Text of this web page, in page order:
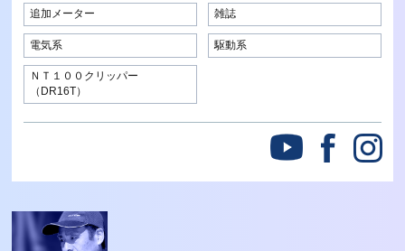
追加メーター 雑誌
電気系 駆動系
ＮＴ１００クリッパー
（DR16T）